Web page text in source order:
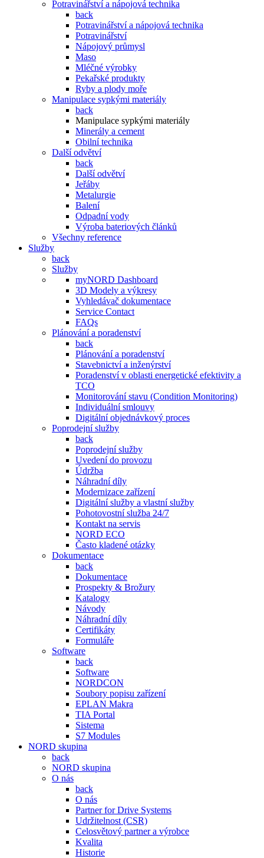
Potravinářství a nápojová technika
back
Potravinářství a nápojová technika
Potravinářství
Nápojový průmysl
Maso
Mléčné výrobky
Pekařské produkty
Ryby a plody moře
Manipulace sypkými materiály
back
Manipulace sypkými materiály
Minerály a cement
Obilní technika
Další odvětví
back
Další odvětví
Jeřáby
Metalurgie
Balení
Odpadní vody
Výroba bateriových článků
Všechny reference
Služby
back
Služby
myNORD Dashboard
3D Modely a výkresy
Vyhledávač dokumentace
Service Contact
FAQs
Plánování a poradenství
back
Plánování a poradenství
Stavebnictví a inženýrství
Poradenství v oblasti energetické efektivity a
TCO
Monitorování stavu (Condition Monitoring)
Individuální smlouvy
Digitální objednávkový proces
Poprodejní služby
back
Poprodejní služby
Uvedení do provozu
Údržba
Náhradní díly
Modernizace zařízení
Digitální služby a vlastní služby
Pohotovostní služba 24/7
Kontakt na servis
NORD ECO
Často kladené otázky
Dokumentace
back
Dokumentace
Prospekty & Brožury
Katalogy
Návody
Náhradní díly
Certifikáty
Formuláře
Software
back
Software
NORDCON
Soubory popisu zařízení
EPLAN Makra
TIA Portal
Sistema
S7 Modules
NORD skupina
back
NORD skupina
O nás
back
O nás
Partner for Drive Systems
Udržitelnost (CSR)
Celosvětový partner a výrobce
Kvalita
Historie